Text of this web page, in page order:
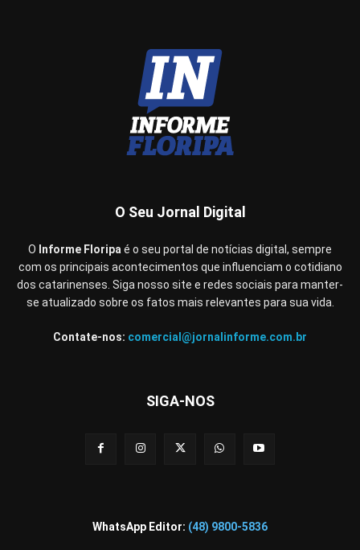
O Seu Jornal Digital
O Informe Floripa é o seu portal de notícias digital, sempre
com os principais acontecimentos que influenciam o cotidiano
dos catarinenses. Siga nosso site e redes sociais para manter-
se atualizado sobre os fatos mais relevantes para sua vida.
Contate-nos: comercial@jornalinforme.com.br
SIGA-NOS
WhatsApp Editor: (48) 9800-5836